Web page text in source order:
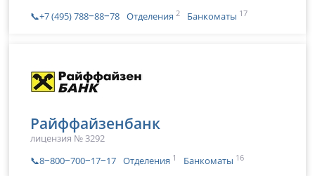
📞+7 (495) 788‒88‒78 Отделения 2 Банкоматы 17
Райффайзенбанк
лицензия № 3292
📞8‒800‒700‒17‒17 Отделения 1 Банкоматы 16